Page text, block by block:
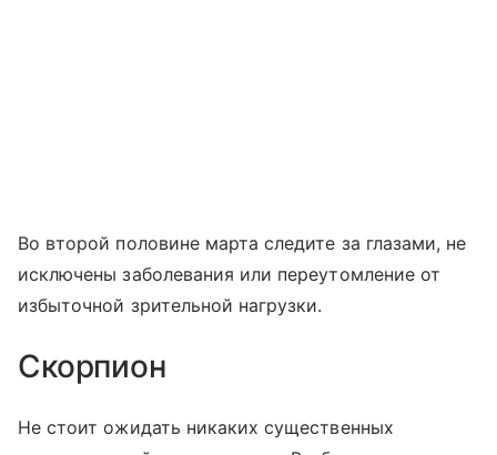
Во второй половине марта следите за глазами, не
исключены заболевания или переутомление от
избыточной зрительной нагрузки.
Скорпион
Не стоит ожидать никаких существенных